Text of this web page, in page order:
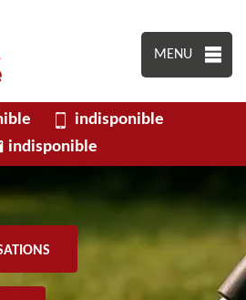
MENU
indisponible
indisponible